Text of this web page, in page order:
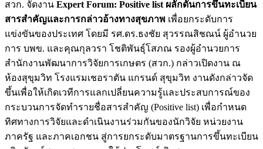
สวก. จัดงาน Expert Forum: Positive list ผลักดันการขึ้นทะเบียน
สารสำคัญและการกล่าวอ้างทางสุขภาพ เพื่อยกระดับการ
แข่งขันของประเทศ โดยมี รศ.ดร.ธงชัย สุวรรณสิชณน์ ผู้อำนวย
การ บพข. และคุณกุลวรา โชติพันธุ์โสภณ รองผู้อำนวยการ
สำนักงานพัฒนาการวิจัยการเกษตร (สวก.) กล่าวเปิดงาน ณ
ห้องสุขุมวิท โรงแรมเชอราตัน แกรนด์ สุขุมวิท งานดังกล่าวจัด
ขึ้นเพื่อให้เกิดเวทีการแลกเปลี่ยนความรู้และประสบการณ์ของ
กระบวนการจัดทำรายชื่อสารสำคัญ (Positive list) เพื่อกำหนด
ทิศทางการวิจัยและดำเนินงานร่วมกันของนักวิจัย หน่วยงาน
ภาครัฐ และภาคเอกชน สู่การยกระดับมาตรฐานการขึ้นทะเบียน